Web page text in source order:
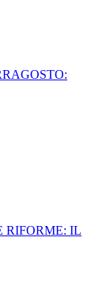
RIFORME: IL